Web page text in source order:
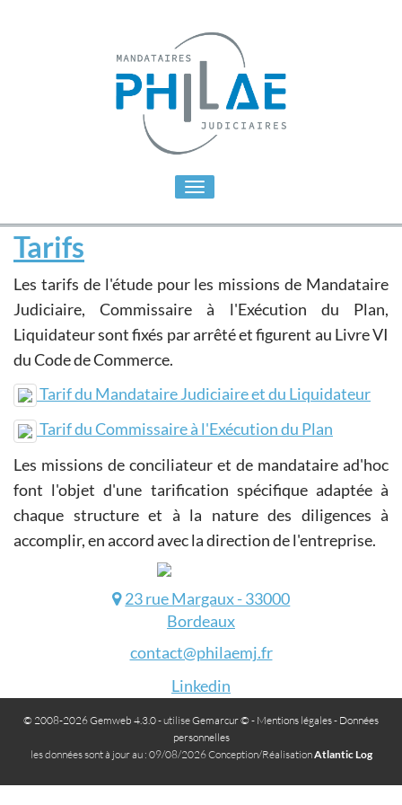
Toggle
Tarifs
Les tarifs de l'étude pour les missions de Mandataire
Judiciaire, Commissaire à l'Exécution du Plan,
Liquidateur sont fixés par arrêté et figurent au Livre VI
du Code de Commerce.
Tarif du Mandataire Judiciaire et du Liquidateur
Tarif du Commissaire à l'Exécution du Plan
Les missions de conciliateur et de mandataire ad'hoc
font l'objet d'une tarification spécifique adaptée à
chaque structure et à la nature des diligences à
accomplir, en accord avec la direction de l'entreprise.
23 rue Margaux - 33000
Bordeaux
contact@philaemj.fr
Linkedin
© 2008-2026 Gemweb 4.3.0- utiliseGemarcur © - Mentions légales- Données
personnelles
les données sont à jour au : 09/08/2026 Conception/RéalisationAtlantic Log